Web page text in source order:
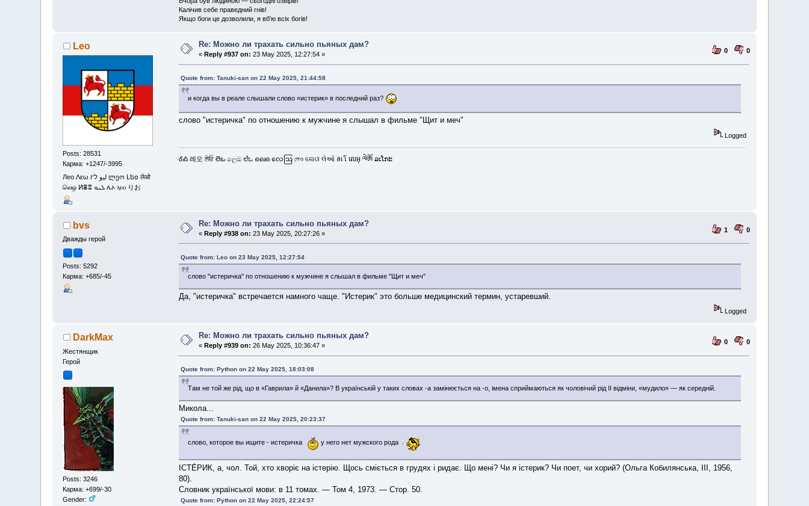
Калічив себе праведний гнів!
Якщо боги це дозволили, я вб'ю всіх богів!
Leo
Posts: 28531
Карма: +1247/-3995
Лео Λεω ليو ליו ლეო Լեօ लेओ
லெஒ ⵍⴻⵓ ܠܝܘ ሌኦ ⲗⲉⲟ りお
Re: Можно ли трахать сильно пьяных дам?
« Reply #937 on: 23 May 2025, 12:27:54 » 0 0
Quote from: Tanuki-san on 22 May 2025, 21:44:58
и когда вы в реале слышали слово «истерик» в последний раз?
слово "истеричка" по отношению к мужчине я слышал в фильме "Щит и меч"
Logged
ᎴᎣ 레오 ਲੇਓ లెఒ ලෙඔ ಲೆಒ ലെഒ လေဩ লেও ଲେଓ લેઓ ลเโ លេអុ ལེཨོ ລເໂກະ
bvs
Дважды герой
Posts: 5292
Карма: +685/-45
Re: Можно ли трахать сильно пьяных дам?
« Reply #938 on: 23 May 2025, 20:27:26 » 1 0
Quote from: Leo on 23 May 2025, 12:27:54
слово "истеричка" по отношению к мужчине я слышал в фильме "Щит и меч"
Да, "истеричка" встречается намного чаще. "Истерик" это больше медицинский термин, устаревший.
Logged
DarkMax
Жестянщик
Герой
Posts: 3246
Карма: +699/-30
Gender:
Re: Можно ли трахать сильно пьяных дам?
« Reply #939 on: 26 May 2025, 10:36:47 » 0 0
Quote from: Python on 22 May 2025, 18:03:08
Там не той же рід, що в «Гаврила» й «Данила»? В українській у таких словах -а замінюється на -о, імена сприймаються як чоловічий рід ІІ відміни, «мудило» — як середній.
Микола...
Quote from: Tanuki-san on 22 May 2025, 20:23:37
слово, которое вы ищите - истеричка у него нет мужского рода
ІСТЕ́РИК, а, чол. Той, хто хворіє на істерію. Щось сміється в грудях і ридає. Що мені? Чи я істерик? Чи поет, чи хорий? (Ольга Кобилянська, III, 1956,
80).
Словник української мови: в 11 томах. — Том 4, 1973. — Стор. 50.
Quote from: Python on 22 May 2025, 22:24:57